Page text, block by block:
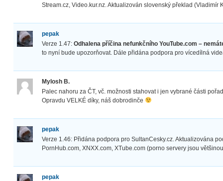
Stream.cz, Video.kur.nz. Aktualizován slovenský překlad (Vladimír
pepak
Verze 1.47: Odhalena příčina nefunkčního YouTube.com –
to nyní bude upozorňovat. Dále přidána podpora pro vícedílná
Mylosh B.
Palec nahoru za ČT, vč. možnosti stahovat i jen vybrané části
Opravdu VELKÉ díky, náš dobrodinče
pepak
Verze 1.46: Přidána podpora pro SultanCesky.cz. Aktualizována
PornHub.com, XNXX.com, XTube.com (porno servery jsou
pepak